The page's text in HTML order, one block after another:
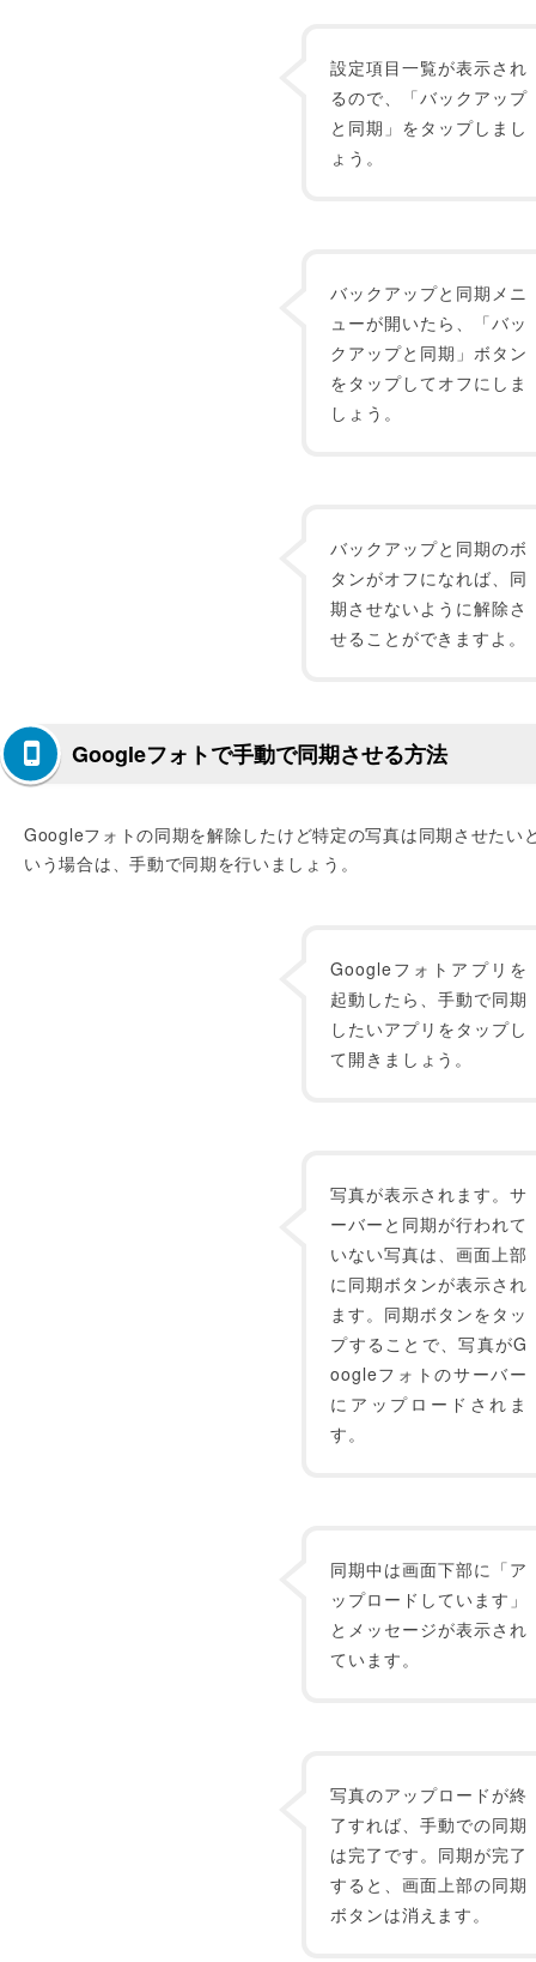
設定項目一覧が表示され
るので、「バックアップ
と同期」をタップしまし
ょう。
バックアップと同期メニ
ューが開いたら、「バッ
クアップと同期」ボタン
をタップしてオフにしま
しょう。
バックアップと同期のボ
タンがオフになれば、同
期させないように解除さ
せることができますよ。
Googleフォトで手動で同期させる方法
Googleフォトの同期を解除したけど特定の写真は同期させたい
いう場合は、手動で同期を行いましょう。
Googleフォトアプリを
起動したら、手動で同期
したいアプリをタップし
て開きましょう。
写真が表示されます。サ
ーバーと同期が行われて
いない写真は、画面上部
に同期ボタンが表示され
ます。同期ボタンをタッ
プすることで、写真がG
oogleフォトのサーバー
にアップロードされま
す。
同期中は画面下部に「ア
ップロードしています」
とメッセージが表示され
ています。
写真のアップロードが終
了すれば、手動での同期
は完了です。同期が完了
すると、画面上部の同期
ボタンは消えます。